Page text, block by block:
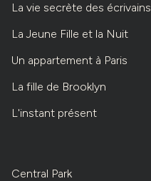
La vie secrète des écrivains
La Jeune Fille et la Nuit
Un appartement à Paris
La fille de Brooklyn
L'instant présent
Central Park